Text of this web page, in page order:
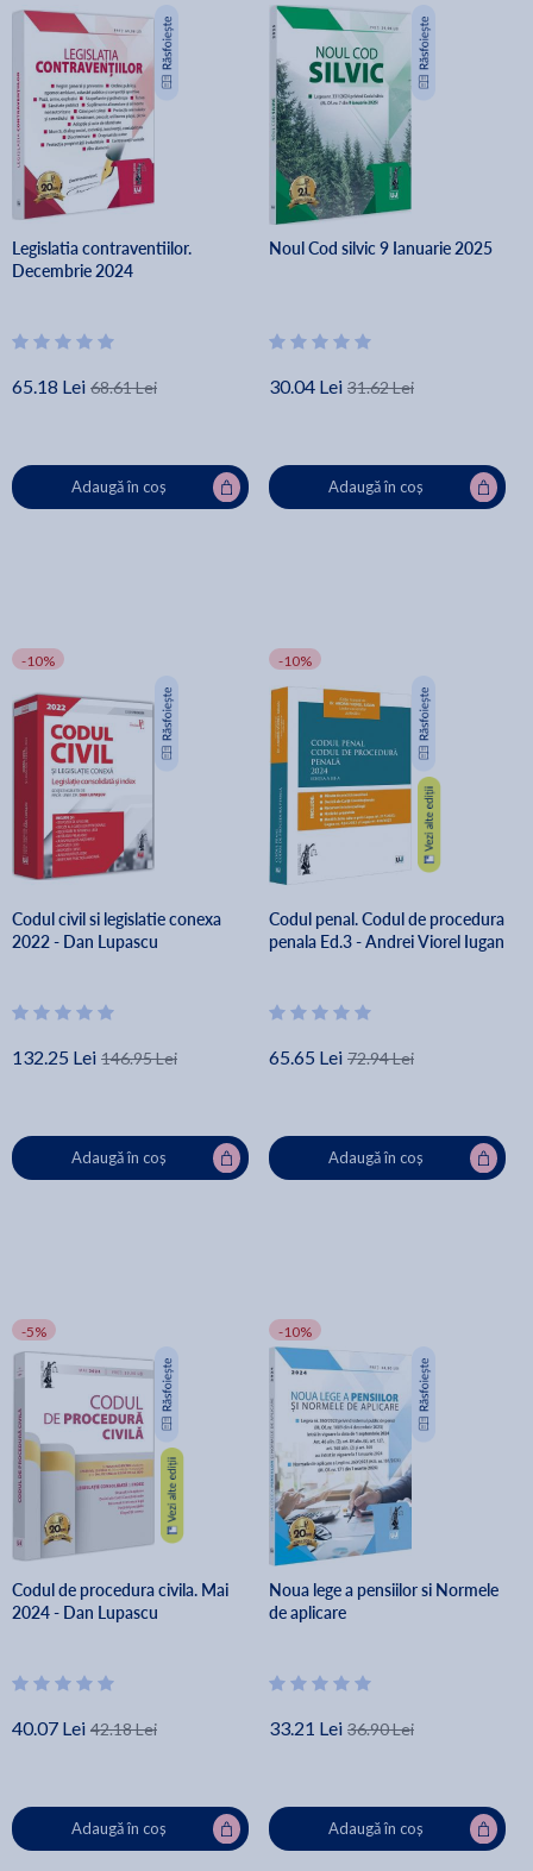
Legislatia contraventiilor.
Decembrie 2024
65.18 Lei 68.61 Lei
Adaugă în coș
Noul Cod silvic 9 Ianuarie 2025
30.04 Lei 31.62 Lei
Adaugă în coș
-10%
Codul civil si legislatie conexa
2022 - Dan Lupascu
132.25 Lei 146.95 Lei
Adaugă în coș
-10%
Codul penal. Codul de procedura
penala Ed.3 - Andrei Viorel Iugan
65.65 Lei 72.94 Lei
Adaugă în coș
-5%
Codul de procedura civila. Mai
2024 - Dan Lupascu
40.07 Lei 42.18 Lei
Adaugă în coș
-10%
Noua lege a pensiilor si Normele
de aplicare
33.21 Lei 36.90 Lei
Adaugă în coș